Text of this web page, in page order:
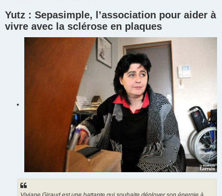
Yutz : Sepasimple, l’association pour aider à
vivre avec la sclérose en plaques